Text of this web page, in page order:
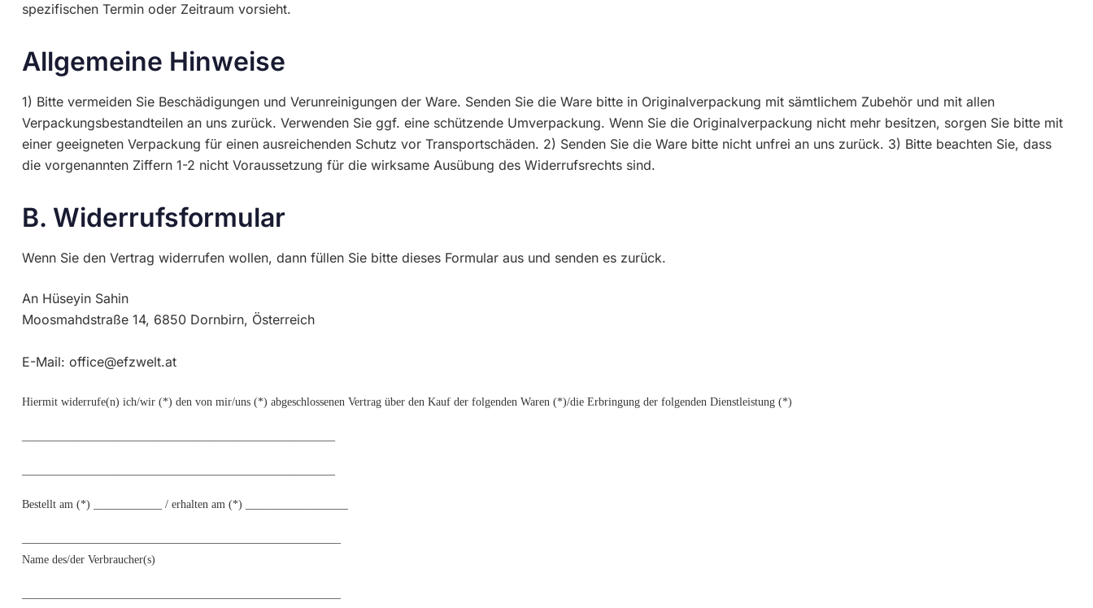
spezifischen Termin oder Zeitraum vorsieht.
Allgemeine Hinweise
1) Bitte vermeiden Sie Beschädigungen und Verunreinigungen der Ware. Senden Sie die Ware bitte in Originalverpackung mit sämtlichem Zubehör und mit allen
Verpackungsbestandteilen an uns zurück. Verwenden Sie ggf. eine schützende Umverpackung. Wenn Sie die Originalverpackung nicht mehr besitzen, sorgen Sie bitte mit
einer geeigneten Verpackung für einen ausreichenden Schutz vor Transportschäden. 2) Senden Sie die Ware bitte nicht unfrei an uns zurück. 3) Bitte beachten Sie, dass
die vorgenannten Ziffern 1-2 nicht Voraussetzung für die wirksame Ausübung des Widerrufsrechts sind.
B. Widerrufsformular
Wenn Sie den Vertrag widerrufen wollen, dann füllen Sie bitte dieses Formular aus und senden es zurück.
An Hüseyin Sahin
Moosmahdstraße 14, 6850 Dornbirn, Österreich
E-Mail: office@efzwelt.at
Hiermit widerrufe(n) ich/wir (*) den von mir/uns (*) abgeschlossenen Vertrag über den Kauf der folgenden Waren (*)/die Erbringung der folgenden Dienstleistung (*)
Bestellt am (*) ____________ / erhalten am (*) __________________
Name des/der Verbraucher(s)